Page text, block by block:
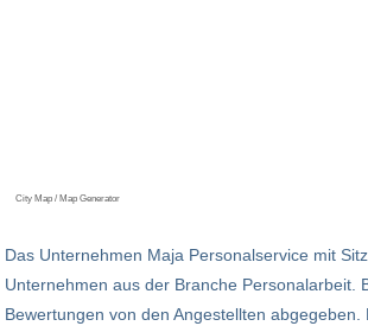
City Map / Map Generator
Das Unternehmen Maja Personalservice mit
Unternehmen aus der Branche Personalarbeit.
Bewertungen von den Angestellten abgegeben.